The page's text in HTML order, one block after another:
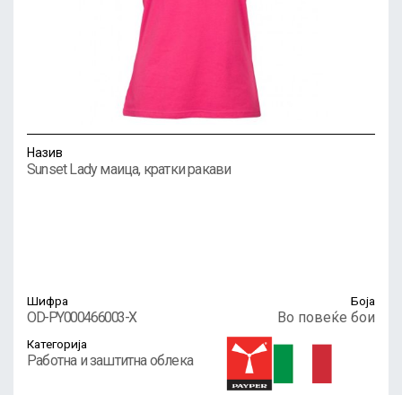
Назив
Sunset Lady маица, кратки ракави
Шифра
OD-PY000466003-X
Боја
Во повеќе бои
Категорија
Работна и заштитна облека